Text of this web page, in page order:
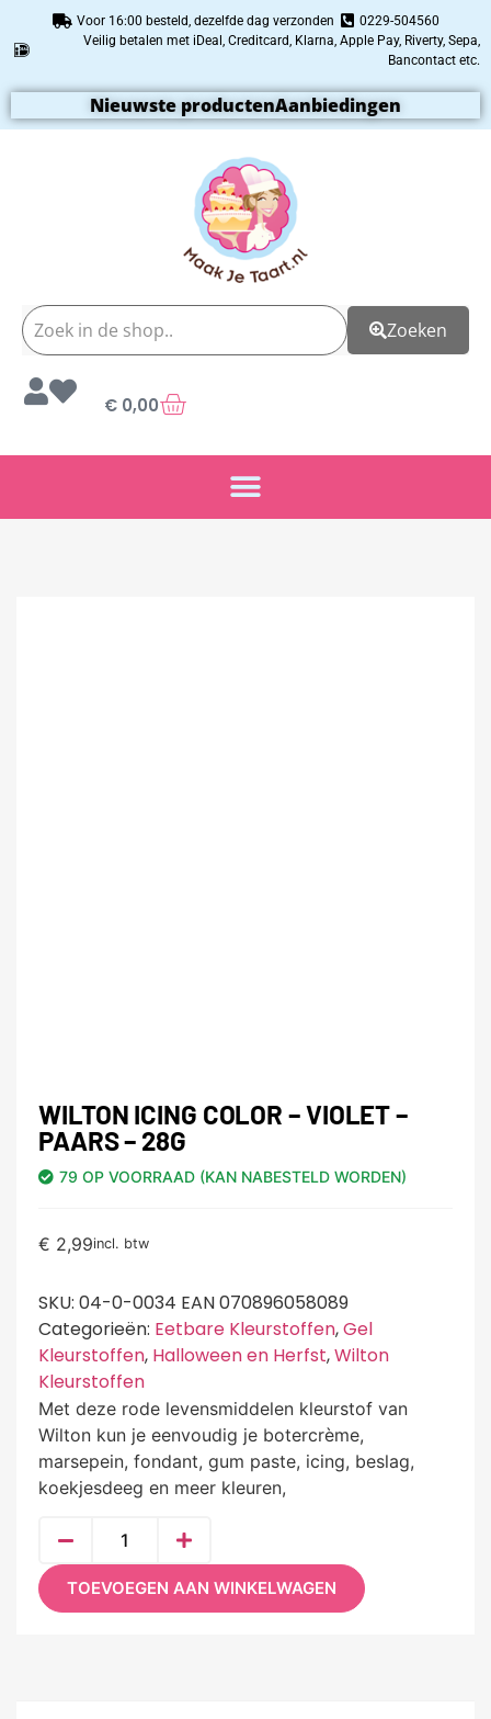
Voor 16:00 besteld, dezelfde dag verzonden
0229-504560
Veilig betalen met iDeal, Creditcard, Klarna, Apple Pay, Riverty, Sepa,
Bancontact etc.
Nieuwste productenAanbiedingen
Zoeken
€ 0,00
WILTON ICING COLOR – VIOLET –
PAARS – 28G
79 OP VOORRAAD (KAN NABESTELD WORDEN)
€ 2,99incl. btw
SKU: 04-0-0034 EAN 070896058089
Categorieën: Eetbare Kleurstoffen,Gel
Kleurstoffen, Halloween en Herfst,Wilton
Kleurstoffen
Met deze rode levensmiddelen kleurstof van
Wilton kun je eenvoudig je botercrème,
marsepein, fondant, gum paste, icing, beslag,
koekjesdeeg en meer kleuren,
TOEVOEGEN AAN WINKELWAGEN